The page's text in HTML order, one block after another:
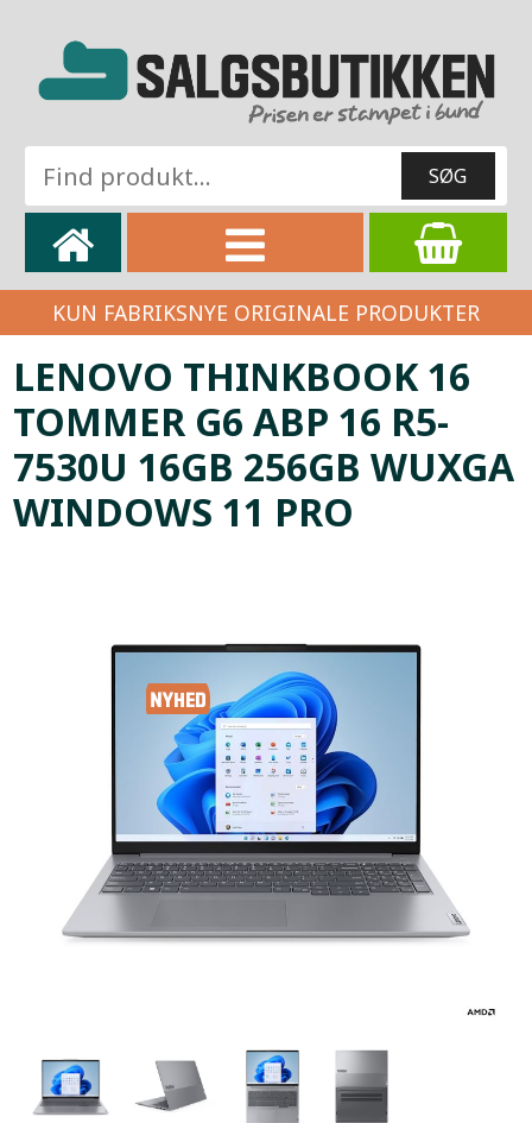
KUN FABRIKSNYE ORIGINALE PRODUKTER
LENOVO THINKBOOK 16
TOMMER G6 ABP 16 R5-
7530U 16GB 256GB WUXGA
WINDOWS 11 PRO